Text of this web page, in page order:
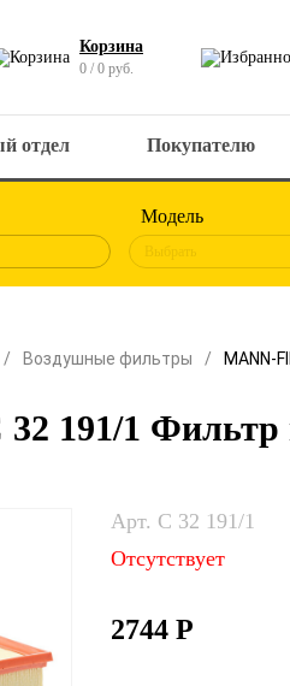
Корзина
0 / 0 руб.
отдел Покупателю
Модель
Выбрать
Воздушные фильтры MANN-
191/1
Арт. C 32 191/1
Отсутствует
2744 Р